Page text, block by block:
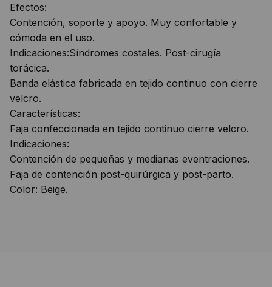
Efectos:
Contención, soporte y apoyo. Muy confortable y
cómoda en el uso.
Indicaciones:Síndromes costales. Post-cirugía
torácica.
Banda elástica fabricada en tejido continuo con cierre
velcro.
Características:
Faja confeccionada en tejido continuo cierre velcro.
Indicaciones:
Contención de pequeñas y medianas eventraciones.
Faja de contención post-quirúrgica y post-parto.
Color: Beige.